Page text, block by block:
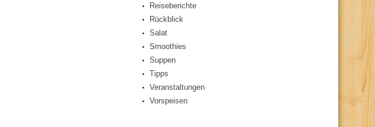
Reiseberichte
Rückblick
Salat
Smoothies
Suppen
Tipps
Veranstaltungen
Vorspeisen